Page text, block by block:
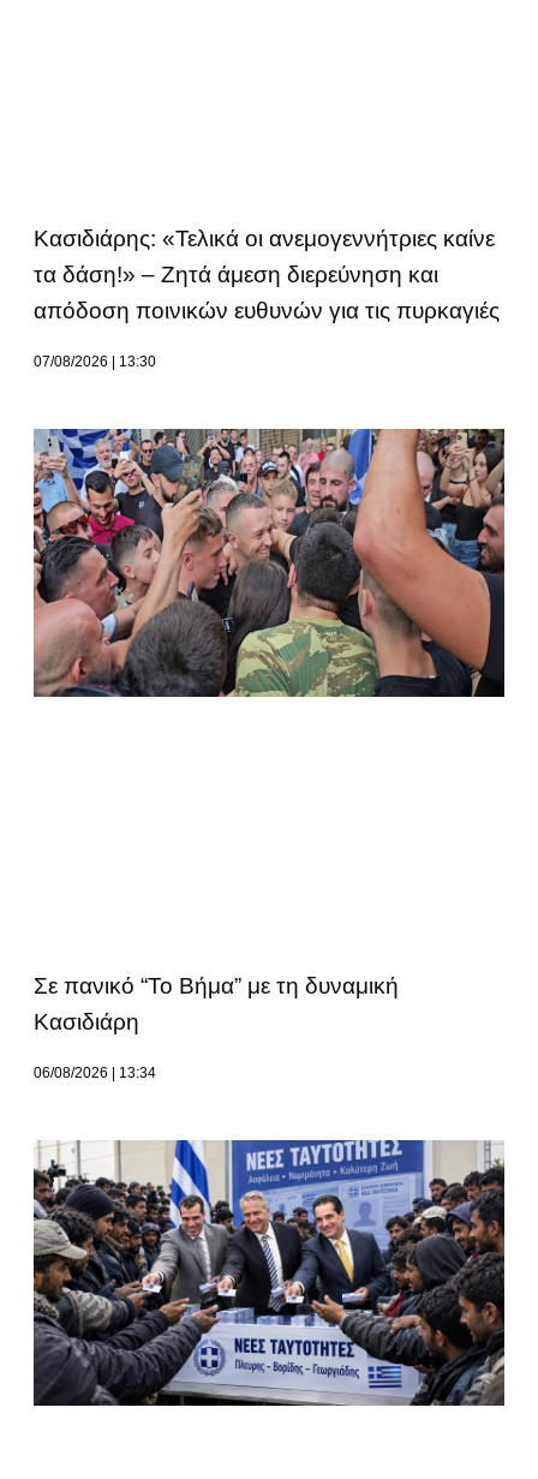
Κασιδιάρης: «Τελικά οι ανεμογεννήτριες καίνε
τα δάση!» – Ζητά άμεση διερεύνηση και
απόδοση ποινικών ευθυνών για τις πυρκαγιές
07/08/2026 13:30
Σε πανικό “Το Βήμα” με τη δυναμική
Κασιδιάρη
06/08/2026 13:34